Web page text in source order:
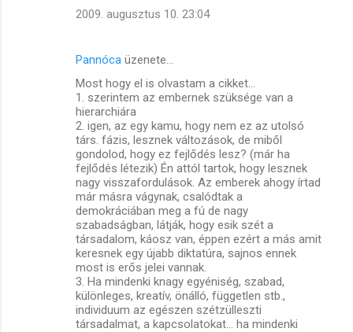
2009. augusztus 10. 23:04
Pannóca üzenete…
Most hogy el is olvastam a cikket...
1. szerintem az embernek szüksége van a
hierarchiára
2. igen, az egy kamu, hogy nem ez az utolsó
társ. fázis, lesznek változások, de miből
gondolod, hogy ez fejlődés lesz? (már ha
fejlődés létezik) Én attól tartok, hogy lesznek
nagy visszafordulások. Az emberek ahogy írtad
már másra vágynak, csalódtak a
demokráciában meg a fú de nagy
szabadságban, látják, hogy esik szét a
társadalom, káosz van, éppen ezért a más amit
keresnek egy újabb diktatúra, sajnos ennek
most is erős jelei vannak.
3. Ha mindenki knagy egyéniség, szabad,
különleges, kreatív, önálló, független stb.,
individuum az egészen szétzülleszti
társadalmat, a kapcsolatokat... ha mindenki